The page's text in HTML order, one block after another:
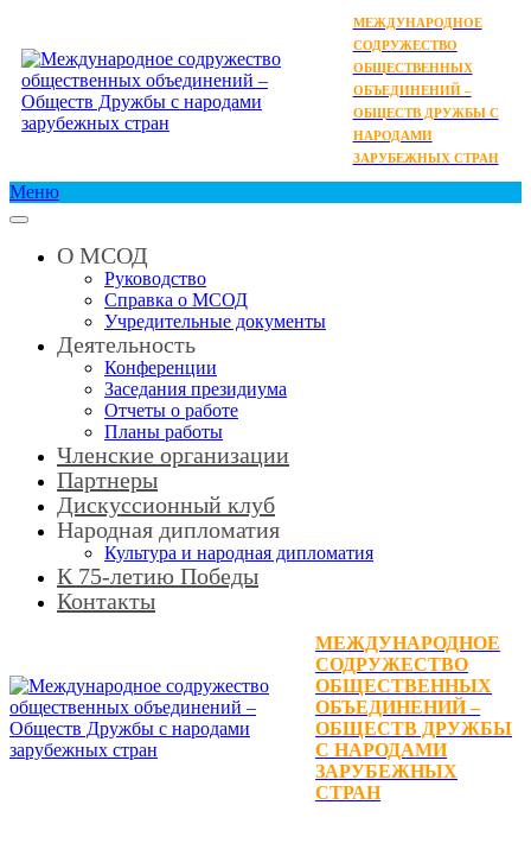
МЕЖДУНАРОДНОЕ
СОДРУЖЕСТВО
ОБЩЕСТВЕННЫХ
ОБЪЕДИНЕНИЙ –
ОБЩЕСТВ ДРУЖБЫ С
НАРОДАМИ
ЗАРУБЕЖНЫХ СТРАН
Меню
О МСОД
Руководство
Справка о МСОД
Учредительные документы
Деятельность
Конференции
Заседания президиума
Отчеты о работе
Планы работы
Членские организации
Партнеры
Дискуссионный клуб
Народная дипломатия
Культура и народная дипломатия
К 75-летию Победы
Контакты
МЕЖДУНАРОДНОЕ
СОДРУЖЕСТВО
ОБЩЕСТВЕННЫХ
ОБЪЕДИНЕНИЙ –
ОБЩЕСТВ ДРУЖБЫ
С НАРОДАМИ
ЗАРУБЕЖНЫХ
СТРАН